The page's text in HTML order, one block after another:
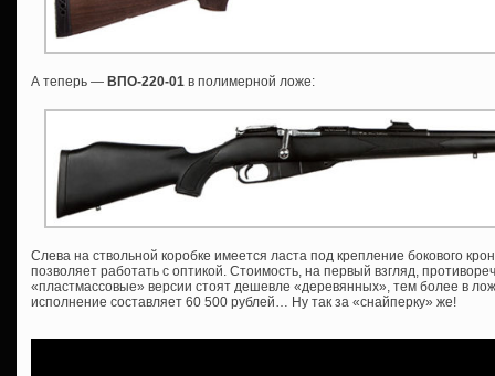
А теперь — ВПО-220-01 в полимерной ложе:
Слева на ствольной коробке имеется ласта под крепление бокового
позволяет работать с оптикой. Стоимость, на первый взгляд,
«пластмассовые» версии стоят дешевле «деревянных», тем более в
исполнение составляет 60 500 рублей… Ну так за «снайперку» же!